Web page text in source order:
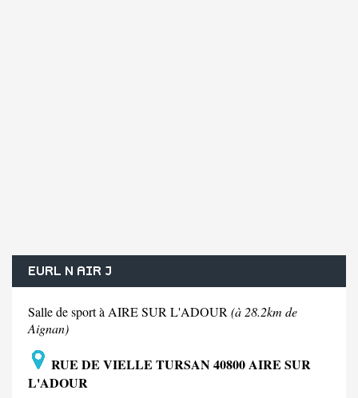
EURL N AIR J
Salle de sport à AIRE SUR L'ADOUR (à 28.2km de
Aignan)
RUE DE VIELLE TURSAN 40800 AIRE SUR
L'ADOUR